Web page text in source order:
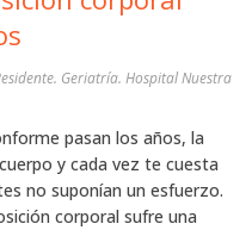
Geriatría. Hospital Nuestra
pasan los años, la
y cada vez te cuesta
no suponían un esfuerzo.
corporal sufre una